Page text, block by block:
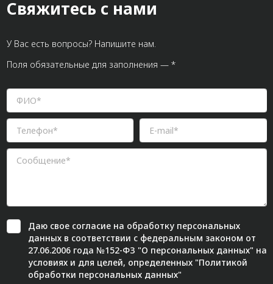
Свяжитесь с нами
У Вас есть вопросы? Напишите нам.
Поля обязательные для заполнения — *
Даю свое согласиена обработку персональных
данных в соответствии с федеральным законом от
27.06.2006 года №152-ФЗ "О персональных данных" на
условиях и для целей, определенных "Политикой
обработки персональных данных"